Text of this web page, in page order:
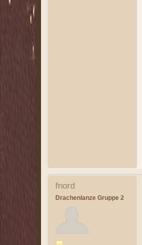
fnord
Drachenlanze Gruppe 2